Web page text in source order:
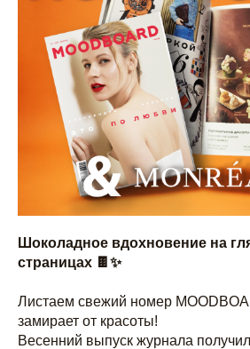
Шоколадное вдохновение на
страницах 🍫✨
Листаем свежий номер
замирает от красоты!
Весенний выпуск журнала